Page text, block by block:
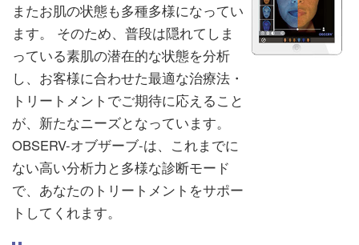
またお肌の状態も多種多様になってい
ます。 そのため、普段は隠れてしま
っている素肌の潜在的な状態を分析
し、お客様に合わせた最適な治療法・
トリートメントでご期待に応えること
が、新たなニーズとなっています。
OBSERV-オブザーブ-は、これまでに
ない高い分析力と多様な診断モード
で、あなたのトリートメントをサポー
トしてくれます。